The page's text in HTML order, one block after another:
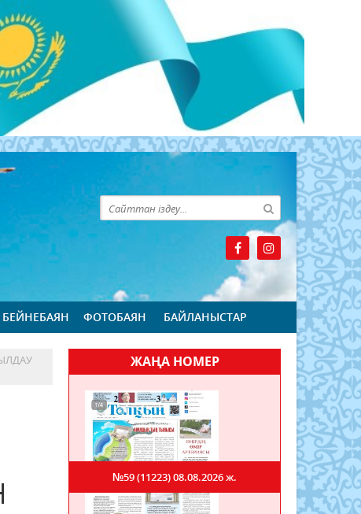
БЕЙНЕБАЯН ФОТОБАЯН БАЙЛАНЫСТАР
ЖАҢА НОМЕР
№59 (11223)08.08.2026 ж.